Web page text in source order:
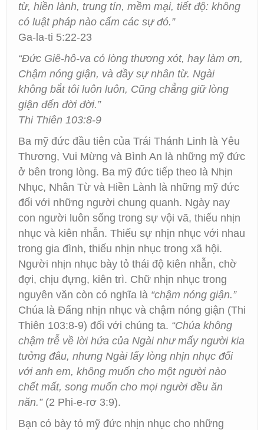
từ, hiền lành, trung tín, mềm mại, tiết độ: không
có luật pháp nào cấm các sự đó.”
Ga-la-ti 5:22-23
“Đức Giê-hô-va có lòng thương xót, hay làm ơn,
Chậm nóng giận, và đầy sự nhân từ. Ngài
không bắt tôi luôn luôn, Cũng chẳng giữ lòng
giận đến đời đời.”
Thi Thiên 103:8-9
Ba mỹ đức đầu tiên của Trái Thánh Linh là Yêu
Thương, Vui Mừng và Bình An là những mỹ đức
ở bên trong lòng. Ba mỹ đức tiếp theo là Nhịn
Nhục, Nhân Từ và Hiền Lành là những mỹ đức
đối với những người chung quanh. Ngày nay
con người luôn sống trong sự vội vã, thiếu nhịn
nhục và kiên nhẫn. Thiếu sự nhịn nhục với nhau
trong gia đình, thiếu nhịn nhục trong xã hội.
Người nhịn nhục bày tỏ thái độ kiên nhẫn, chờ
đợi, chịu đựng, kiên trì. Chữ nhịn nhục trong
nguyên văn còn có nghĩa là “chậm nóng giận.”
Chúa là Đấng nhịn nhục và chậm nóng giận (Thi
Thiên 103:8-9) đối với chúng ta. “Chúa không
chậm trễ về lời hứa của Ngài như mấy người kia
tưởng đâu, nhưng Ngài lấy lòng nhịn nhục đối
với anh em, không muốn cho một người nào
chết mất, song muốn cho mọi người đều ăn
năn.”(2 Phi-e-rơ 3:9).
Bạn có bày tỏ mỹ đức nhịn nhục cho những